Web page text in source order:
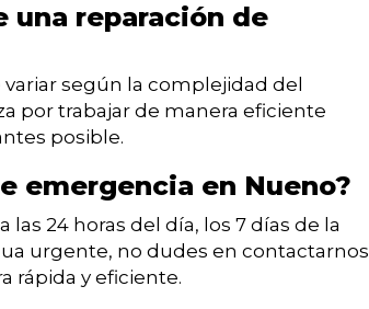
una reparación de
según la complejidad del
por trabajar de manera eficiente
posible.
emergencia en Nueno?
24 horas del día, los 7 días de la
urgente, no dudes en contactarnos
rápida y eficiente.